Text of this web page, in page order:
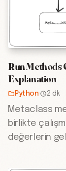
Run Methods
Explanation
Python· 2 dk
Metaclass
birlikte
değerlerin